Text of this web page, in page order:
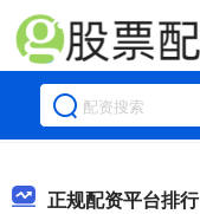
正规配资平台排行